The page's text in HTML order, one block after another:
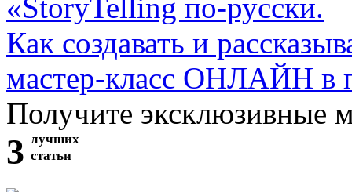
«StoryTelling по-русски.
Как создавать и
мастер-класс ОНЛАЙН в
Получите эксклюзивные
3 лучших
статьи